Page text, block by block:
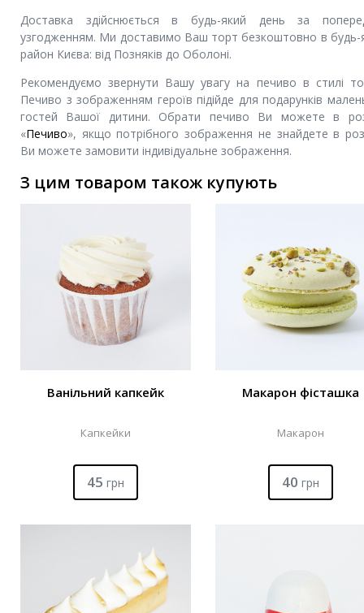
Доставка здійснюється в будь-який день за
узгодженням. Ми доставимо Ваш торт безкоштовно в будь-
район Києва: від Позняків до Оболоні.
Рекомендуємо звернути Вашу увагу на печиво в стилі
Печиво з зображенням героїв підійде для подарунків
гостей Вашої дитини. Обрати печиво Ви можете в
«Печиво», якщо потрібного зображення не знайдете в
Ви можете замовити індивідуальне зображення.
З цим товаром також купують
Ванільний капкейк
Капкейки
45 грн
Макарон фісташка
Макарон
40 грн